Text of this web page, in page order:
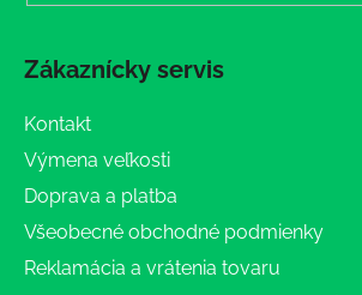
Zákaznícky servis
Kontakt
Výmena veľkosti
Doprava a platba
Všeobecné obchodné podmienky
Reklamácia a vrátenia tovaru